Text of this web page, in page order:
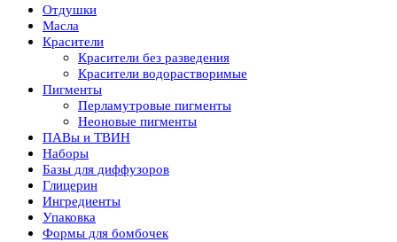
Отдушки
Масла
Красители
Красители без разведения
Красители водорастворимые
Пигменты
Перламутровые пигменты
Неоновые пигменты
ПАВы и ТВИН
Наборы
Базы для диффузоров
Глицерин
Ингредиенты
Упаковка
Формы для бомбочек